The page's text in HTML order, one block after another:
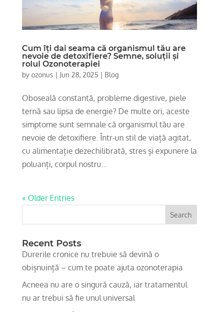
Cum îți dai seama că organismul tău are
nevoie de detoxifiere? Semne, soluții și
rolul Ozonoterapiei
by ozonus | Jun 28, 2025| Blog
Oboseală constantă, probleme digestive, piele
ternă sau lipsa de energie? De multe ori, aceste
simptome sunt semnale că organismul tău are
nevoie de detoxifiere. Într-un stil de viață agitat,
cu alimentație dezechilibrată, stres și expunere la
poluanți, corpul nostru...
« Older Entries
Recent Posts
Durerile cronice nu trebuie să devină o
obișnuință – cum te poate ajuta ozonoterapia
Acneea nu are o singură cauză, iar tratamentul
nu ar trebui să fie unul universal